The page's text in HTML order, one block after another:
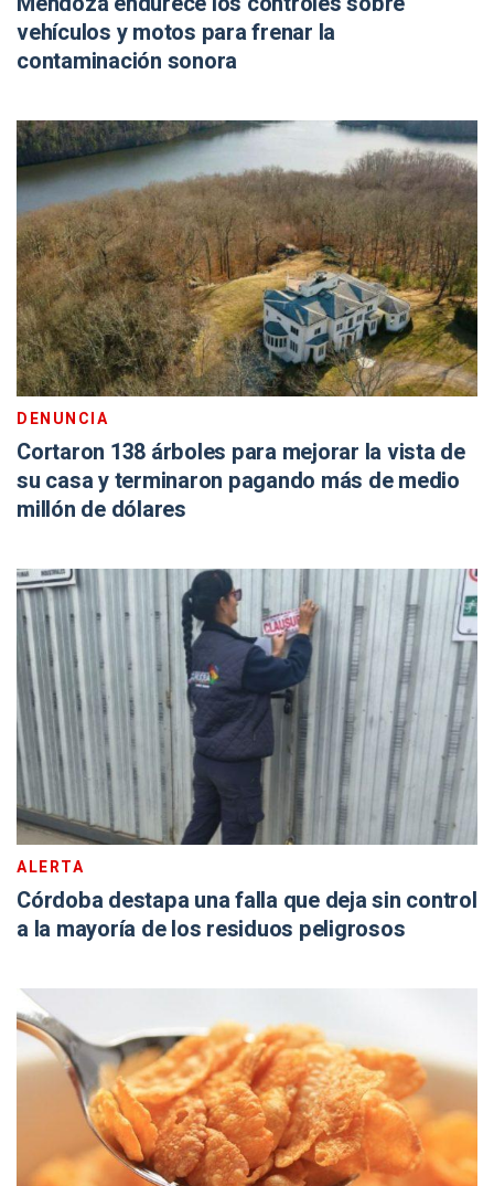
vehículos y motos para frenar la
contaminación sonora
DENUNCIA
Cortaron 138 árboles para mejorar la vista de
su casa y terminaron pagando más de medio
millón de dólares
ALERTA
Córdoba destapa una falla que deja sin control
a la mayoría de los residuos peligrosos